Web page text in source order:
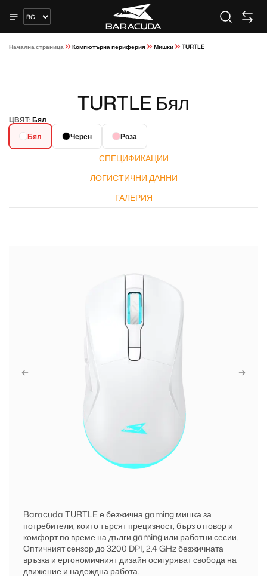
Начална страница Компютърна периферия Мишки TURTLE
TURTLE Бял
ЦВЯТ:Бял
Бял
Черен Роза
СПЕЦИФИКАЦИИ
ЛОГИСТИЧНИ ДАННИ
ГАЛЕРИЯ
Baracuda TURTLE е безжична gaming мишка за
потребители, които търсят прецизност, бърз отговор и
комфорт по време на дълги gaming или работни сесии.
Оптичният сензор до 3200 DPI, 2.4 GHz безжичната
връзка и ергономичният дизайн осигуряват свобода на
движение и надеждна работа.